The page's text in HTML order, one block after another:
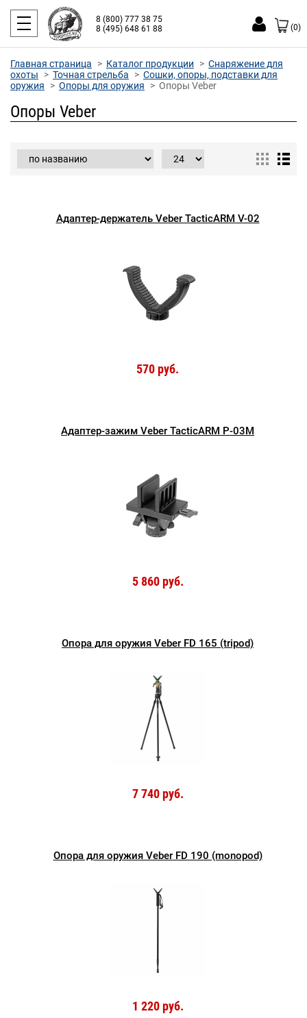
8 (800) 777 38 75
8 (495) 648 61 88
(0)
Главная страница Каталог продукции
Снаряжение для
охоты
Точная стрельба
Сошки, опоры, подставки для
оружия
Опоры для оружия Опоры Veber
Опоры Veber
Адаптер-держатель Veber TacticARM V-02
570 руб.
Адаптер-зажим Veber TacticARM P-03M
5 860 руб.
Опора для оружия Veber FD 165 (tripod)
7 740 руб.
Опора для оружия Veber FD 190 (monopod)
1 220 руб.